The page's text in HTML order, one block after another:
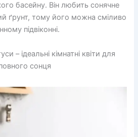
басейну. Він любить сонячне
ґрунт, тому його можна сміливо
підвіконні.
– ідеальні кімнатні квіти для
сонця